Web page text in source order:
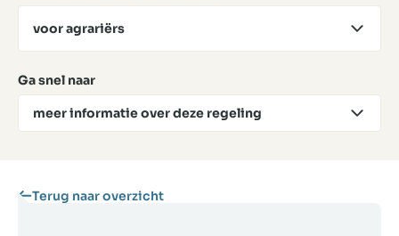
voor agrariërs
Ga snel naar
meer informatie over deze regeling
Terug naar overzicht